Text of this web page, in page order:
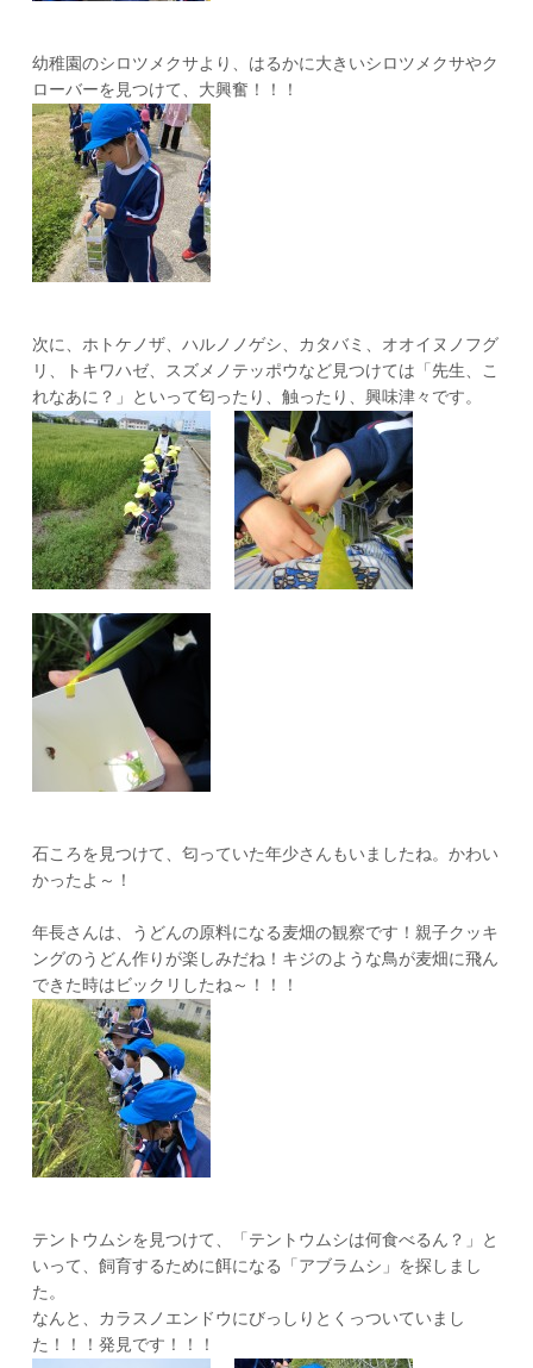
幼稚園のシロツメクサより、はるかに大きいシロツメクサやク
ローバーを見つけて、大興奮！！！
次に、ホトケノザ、ハルノノゲシ、カタバミ、オオイヌノフグ
リ、トキワハゼ、スズメノテッポウなど見つけては「先生、こ
れなあに？」といって匂ったり、触ったり、興味津々です。
石ころを見つけて、匂っていた年少さんもいましたね。かわい
かったよ～！
年長さんは、うどんの原料になる麦畑の観察です！親子クッキ
ングのうどん作りが楽しみだね！キジのような鳥が麦畑に飛ん
できた時はビックリしたね～！！！
テントウムシを見つけて、「テントウムシは何食べるん？」と
いって、飼育するために餌になる「アブラムシ」を探しまし
た。
なんと、カラスノエンドウにびっしりとくっついていまし
た！！！発見です！！！